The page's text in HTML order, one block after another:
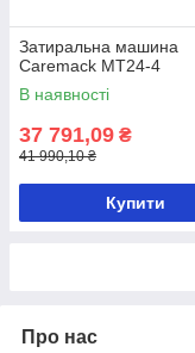
Затиральна машина
Caremack MT24-4
В наявності
37 791,09 ₴
41 990,10 ₴
Купити
Про нас